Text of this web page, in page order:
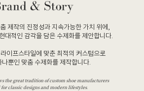
제작의 진정성과 지속가능한 가치 위에,
대적인 감각을 담은 수제화를 제안합니다.
이프스타일에 맞춘 최적의 커스텀으로
나뿐인 맞춤 수제화를 제작합니다.
the great tradition of custom shoe manufacturers
for classic designs and modern lifestyles.